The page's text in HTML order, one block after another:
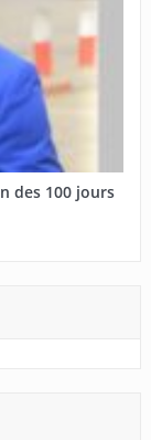
des 100 jours